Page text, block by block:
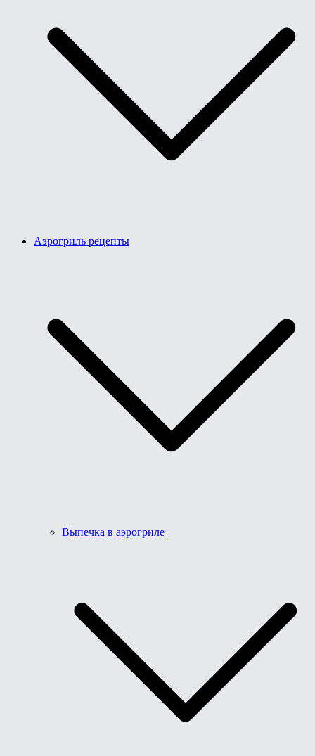
Аэрогриль рецепты
Выпечка в аэрогриле